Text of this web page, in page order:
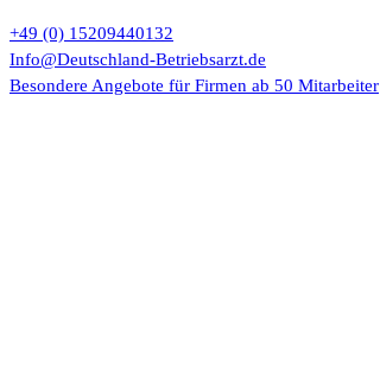
+49 (0) 15209440132
Info@Deutschland-Betriebsarzt.de
Besondere Angebote für Firmen ab 50 Mitarbeiter